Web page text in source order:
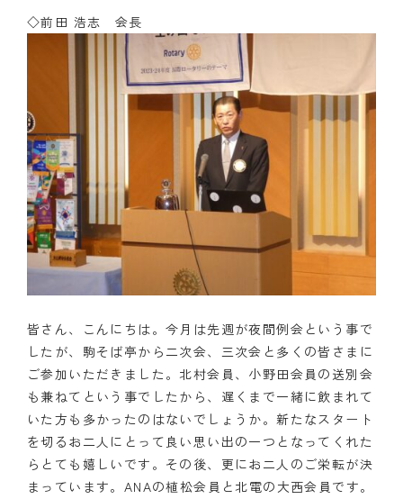
◇前田 浩志 会長
皆さん、こんにちは。今月は先週が夜間例会という事で
したが、駒そば亭から二次会、三次会と多くの皆さまに
ご参加いただきました。北村会員、小野田会員の送別会
も兼ねてという事でしたから、遅くまで一緒に飲まれて
いた方も多かったのはないでしょうか。新たなスタート
を切るお二人にとって良い思い出の一つとなってくれた
らとても嬉しいです。その後、更にお二人のご栄転が決
まっています。ANAの植松会員と北電の大西会員です。